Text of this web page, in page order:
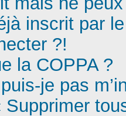
inscrit par
?!
la COPPA ?
je pas
Supprimer